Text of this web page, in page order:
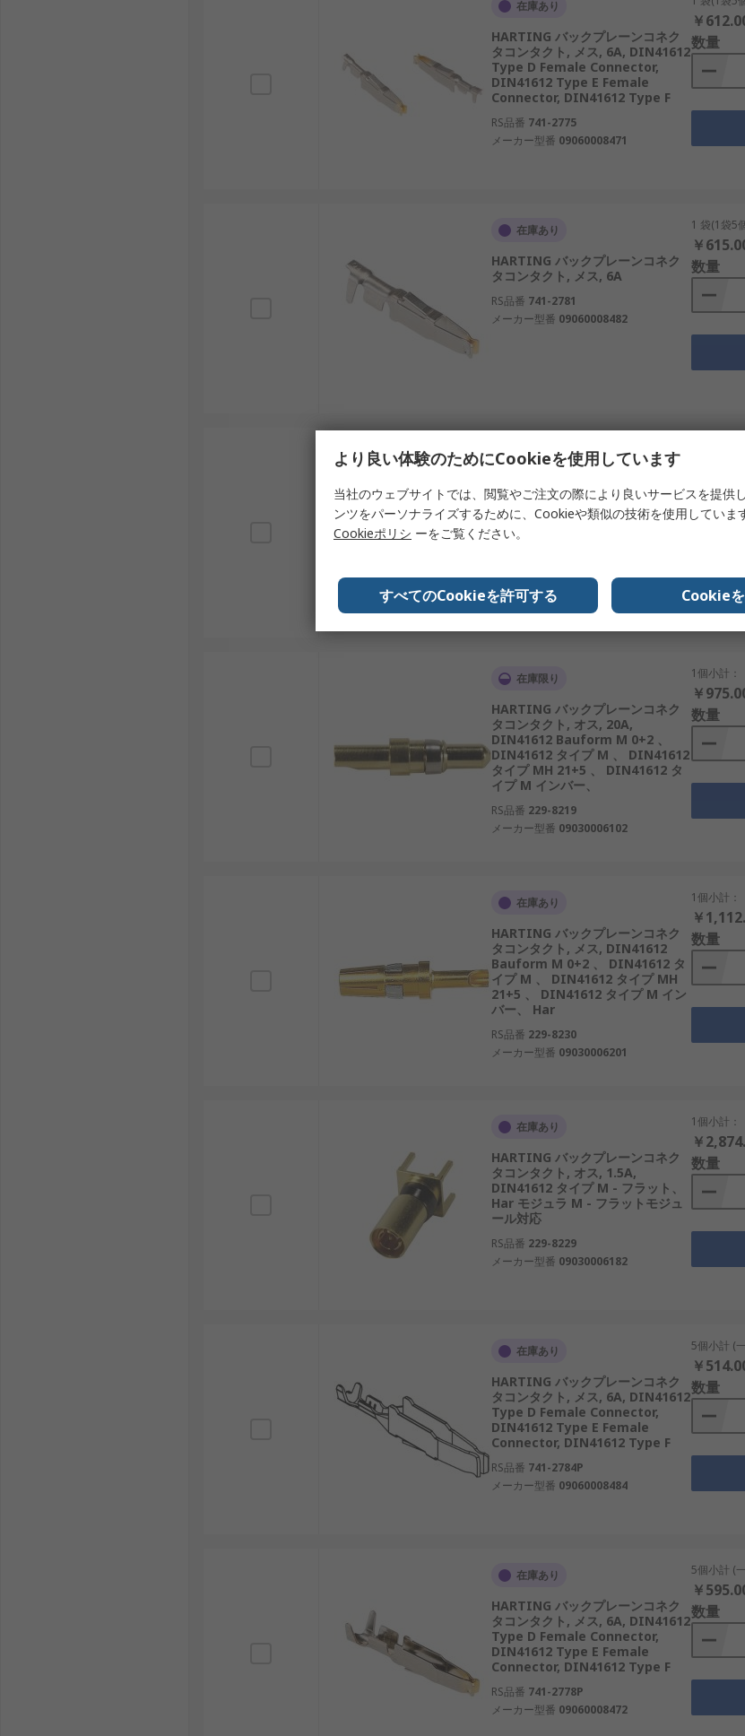
在庫あり
HARTING バックプレーンコネク
タコンタクト, メス, 6A, DIN41612
Type D Female Connector,
DIN41612 Type E Female
Connector, DIN41612 Type F
RS品番 741-2775
メーカー型番 09060008471
￥
数量
在庫あり
HARTING バックプレーンコネク
タコンタクト, メス, 6A
RS品番 741-2781
メーカー型番 09060008482
1 袋(1袋5
￥
数量
在庫あり
TE Connectivity バックプレーン
コネクタコンタクト, メス, ケーブ
ル対応
RS品番
数量
在庫限り
HARTING バックプレーンコネク
タコンタクト, オス, 20A,
DIN41612 Bauform M 0+2 、
DIN41612 タイプ M 、 DIN41612
タイプ MH 21+5 、 DIN41612 タ
イプ M インバー、
RS品番 229-8219
メーカー型番 09030006102
1個小計：
￥
数量
在庫あり
HARTING バックプレーンコネク
タコンタクト, メス, DIN41612
Bauform M 0+2 、 DIN41612 タ
イプ M 、 DIN41612 タイプ MH
21+5 、 DIN41612 タイプ M イン
バー、 Har
RS品番 229-8230
メーカー型番 09030006201
1個小計：
￥
数量
在庫あり
HARTING バックプレーンコネク
タコンタクト, オス, 1.5A,
DIN41612 タイプ M - フラット、
Har モジュラ M - フラットモジュ
ール対応
RS品番 229-8229
メーカー型番 09030006182
1個小計：
￥
数量
在庫あり
HARTING バックプレーンコネク
タコンタクト, メス, 6A, DIN41612
Type D Female Connector,
DIN41612 Type E Female
Connector, DIN41612 Type F
RS品番 741-2784P
メーカー型番 09060008484
5個小計 (
￥
数量
在庫あり
HARTING バックプレーンコネク
タコンタクト, メス, 6A, DIN41612
Type D Female Connector,
DIN41612 Type E Female
Connector, DIN41612 Type F
RS品番 741-2778P
メーカー型番 09060008472
5個小計 (
￥
数量
より良い体験のためにCookieを使用しています
当社のウェブサイトでは、閲覧やご注文の際により良いサービスを提供
ンツをパーソナライズするために、Cookieや類似の技術を使用していま
Cookieポリシ ーをご覧ください。
すべてのCookieを許可する Cookie